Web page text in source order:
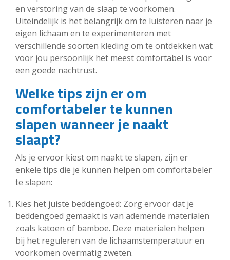
en verstoring van de slaap te voorkomen.
Uiteindelijk is het belangrijk om te luisteren naar je
eigen lichaam en te experimenteren met
verschillende soorten kleding om te ontdekken wat
voor jou persoonlijk het meest comfortabel is voor
een goede nachtrust.
Welke tips zijn er om
comfortabeler te kunnen
slapen wanneer je naakt
slaapt?
Als je ervoor kiest om naakt te slapen, zijn er
enkele tips die je kunnen helpen om comfortabeler
te slapen:
Kies het juiste beddengoed: Zorg ervoor dat je
beddengoed gemaakt is van ademende materialen
zoals katoen of bamboe. Deze materialen helpen
bij het reguleren van de lichaamstemperatuur en
voorkomen overmatig zweten.